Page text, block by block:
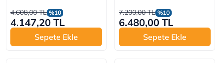
4.608,00 TL %10
4.147,20 TL
Sepete Ekle
7.200,00 TL %10
6.480,00 TL
Sepete Ekle